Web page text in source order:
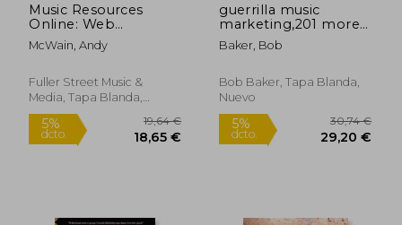
5%
Music Resources
Online: Web
Resources for
Musicians: Music
Teaching, Marketing,
Production,
Commerce, and M
(en Inglés)
McWain, Andy
Fuller Street Music &
Media, Tapa Blanda,
Nuevo
guerrilla music
marketing,201 more
self-promotion ideas,
tips and tactics for
(en Inglés)
Baker, Bob
Bob Baker, Tapa Blanda,
Nuevo